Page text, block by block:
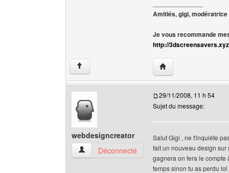
Amitiés, gigi, modératrice
Je vous recommande
http://3dscreensavers.xyz
↑ Visiter le site web
webdesigncreator
webdesigncreator Voir le profil de l'utilisateur
Déconnecté
29/11/2008, 11 h 54
Sujet du message:
Salut Gigi , ne t'inquiéte
fait un nouveau design
gagnera on fera le compte
temps sinon tu as perdu